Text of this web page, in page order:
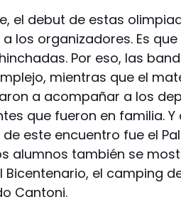
el debut de estas
los organizadores. Es
Por eso, las
mientras que el
a acompañar a los
que fueron en familia.
este encuentro fue el
alumnos también se
Bicentenario, el camping
Cantoni.